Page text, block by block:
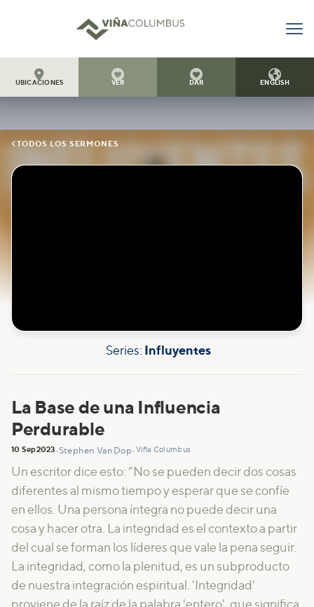

UBICACIONES

VER

DAR

ENGLISH
TODOS LOS SERMONES
Series: Influyentes
La Base de una Influencia
Perdurable
10 Sep2023•Stephen VanDop• Viña Columbus
Un escritor dice esto: “No se pueden decir dos cosas
diferentes al mismo tiempo y esperar que se confíe
en ellos. Una persona íntegra no puede decir una
cosa y hacer otra. La integridad es el contexto a partir
del cual se forman los líderes que vale la pena seguir.
La integridad, como la plenitud, es un subproducto
de nuestra integración espiritual. 'Integridad'